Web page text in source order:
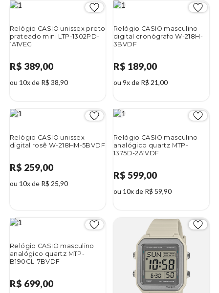
Relógio CASIO unissex preto
prateado mini LTP-1302PD-
1A1VEG
R$ 389,00
ou 10x de R$ 38,90
Relógio CASIO masculino
digital cronógrafo W-218H-
3BVDF
R$ 189,00
ou 9x de R$ 21,00
Relógio CASIO unissex
digital rosê W-218HM-5BVDF
R$ 259,00
ou 10x de R$ 25,90
Relógio CASIO masculino
analógico quartz MTP-
1375D-2A1VDF
R$ 599,00
ou 10x de R$ 59,90
Relógio CASIO masculino
analógico quartz MTP-
B190GL-7BVDF
R$ 699,00